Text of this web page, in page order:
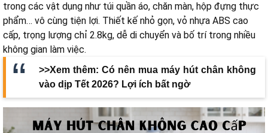
trong các vật dụng như túi quần áo, chăn màn, hộp đựng thực
phẩm… vô cùng tiện lợi. Thiết kế nhỏ gọn, vỏ nhựa ABS cao
cấp, trọng lượng chỉ 2.8kg, dễ di chuyển và bố trí trong nhiều
không gian làm việc.
>>Xem thêm: Có nên mua máy hút chân không
vào dịp Tết 2026? Lợi ích bất ngờ